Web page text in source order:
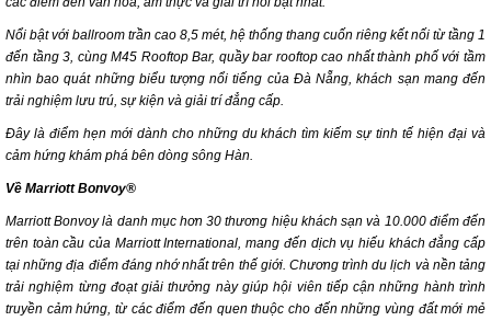
Nổi bật với ballroom trần cao 8,5 mét, hệ thống thang cuốn riêng kết nối từ tầng 1
đến tầng 3, cùng M45 Rooftop Bar, quầy bar rooftop cao nhất thành phố với tầm
nhìn bao quát những biểu tượng nổi tiếng của Đà Nẵng, khách sạn mang đến
trải nghiệm lưu trú, sự kiện và giải trí đẳng cấp.
Đây là điểm hẹn mới dành cho những du khách tìm kiếm sự tinh tế hiện đại và
cảm hứng khám phá bên dòng sông Hàn.
Về Marriott Bonvoy®
Marriott Bonvoy là danh mục hơn 30 thương hiệu khách sạn và 10.000 điểm đến
trên toàn cầu của Marriott International, mang đến dịch vụ hiếu khách đẳng cấp
tại những địa điểm đáng nhớ nhất trên thế giới. Chương trình du lịch và nền tảng
trải nghiệm từng đoạt giải thưởng này giúp hội viên tiếp cận những hành trình
truyền cảm hứng, từ các điểm đến quen thuộc cho đến những vùng đất mới mẻ